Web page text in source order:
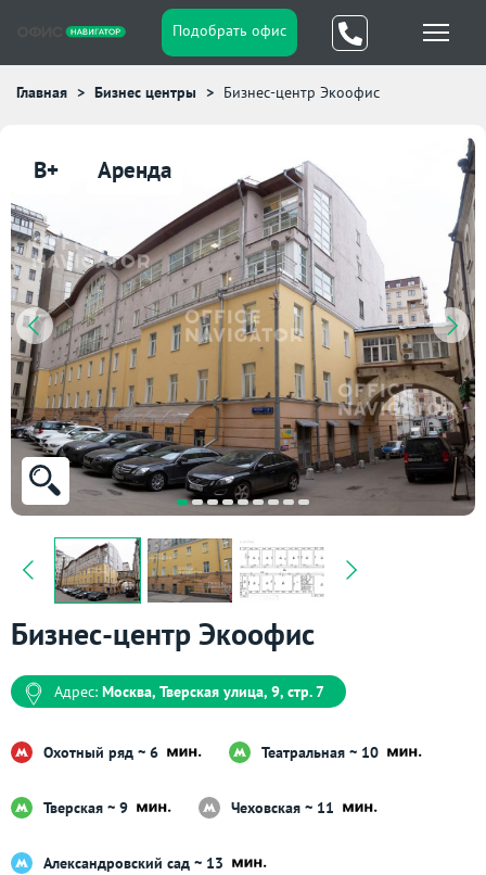
Подобрать офис
Главная Бизнес центры Бизнес-центр Экоофис
B+ Аренда
Бизнес-центр Экоофис
Адрес: Москва, Тверская улица, 9, стр. 7
Охотный ряд ~ 6 Театральная ~ 10
Тверская ~ 9 Чеховская ~ 11
Александровский сад ~ 13